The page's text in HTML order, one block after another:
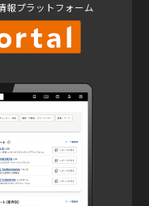
報プラットフォーム